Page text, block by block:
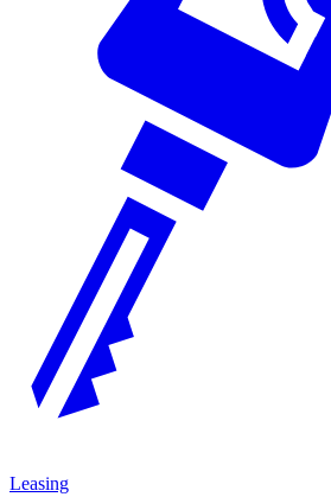
Leasing